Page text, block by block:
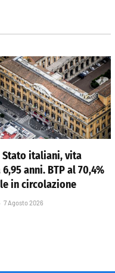
italiani, vita
anni. BTP al 70,4%
in circolazione
7 Agosto 2026